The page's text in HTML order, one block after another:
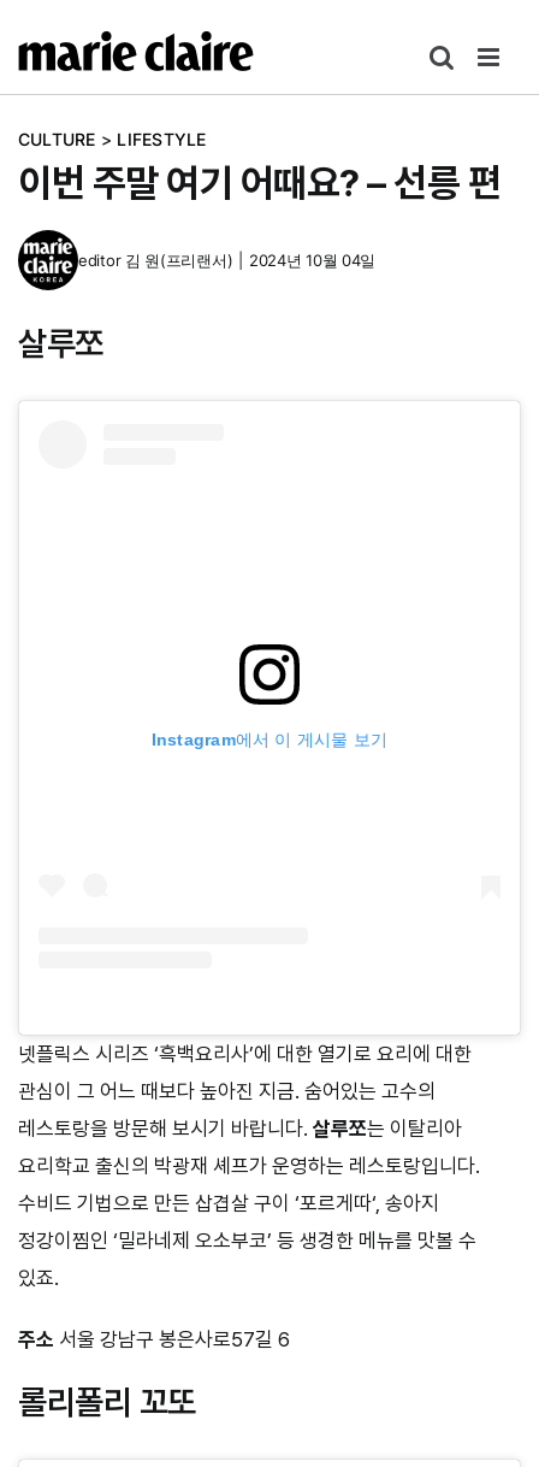
텐
건CULTURE > LIFESTYLE
이번 주말 여기 어때요? – 선릉 편
editor 김 원(프리랜서) 2024년 10월 04일
살루쪼
Instagram에서 이 게시물 보기
넷플릭스 시리즈 ‘흑백요리사’에 대한 열기로 요리에 대한
관심이 그 어느 때보다 높아진 지금. 숨어있는 고수의
레스토랑을 방문해 보시기 바랍니다. 살루쪼는 이탈리아
요리학교 출신의 박광재 셰프가 운영하는 레스토랑입니다.
수비드 기법으로 만든 삽겹살 구이 ‘포르게따‘, 송아지
정강이찜인 ‘밀라네제 오소부코’ 등 생경한 메뉴를 맛볼 수
있죠.
주소 서울 강남구 봉은사로57길 6
롤리폴리 꼬또